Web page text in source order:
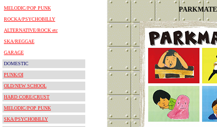
MELODIC/POP PUNK
ROCKA/PSYCHOBILLY
ALTERNATIVE/ROCK etc
SKA/REGGAE
GARAGE
DOMESTIC
PUNK/OI
OLD/NEW SCHOOL
HARD CORE/CRUST
MELODIC/POP PUNK
SKA/PSYCHOBILLY